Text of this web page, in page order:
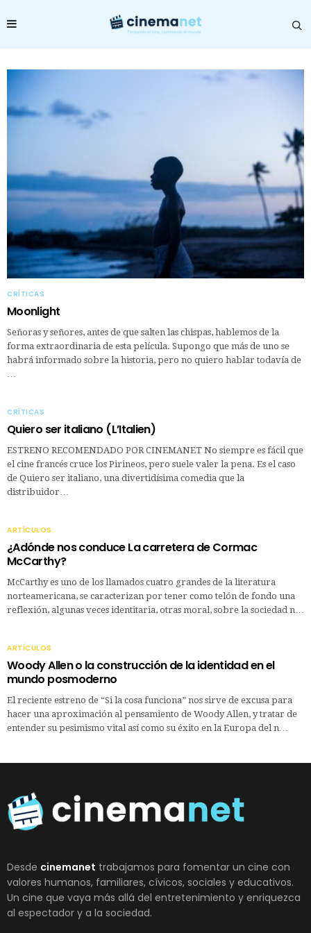
CRÍTICAS
Moonlight
Señoras y señores, antes de que salten las chispas, hablemos de la
forma extraordinaria de esta película. Supongo que más de uno se
habrá informado sobre la historia, pero no quiero hablar todavía de
CRÍTICAS
Quiero ser italiano (L’Italien)
ESTRENO RECOMENDADO POR CINEMANET No siempre es fácil que
el cine francés cruce los Pirineos, pero suele valer la pena. Es el caso
de Quiero ser italiano, una divertidísima comedia que la
distribuidor…
ARTÍCULOS
¿Adónde nos conduce La carretera de Cormac
McCarthy?
McCarthy es uno de los llamados cuatro grandes de la literatura
norteamericana, se caracterizan por tener como telón de fondo una
reflexión, algunas veces identitaria, otras moral, sobre la sociedad n…
ARTÍCULOS
Woody Allen o la construcción de la identidad en el
mundo posmoderno
El reciente estreno de “Si la cosa funciona” nos sirve de excusa para
hacer una aproximación al pensamiento de Woody Allen, y tratar de
entender su pesimismo vital así como su éxito en la Europa del n…
Desde cinemanet trabajamos para fomentar un cine con
valores humanos, familiares, cívicos, sociales y educativos.
Un cine que vaya más allá del entretenimiento y enriquezca
al espectador y a la sociedad.